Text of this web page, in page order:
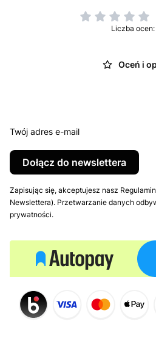
Liczba ocen:
Oceń i
Twój adres e-mail
Dołącz do newslettera
Zapisując się, akceptujesz nasz
Newslettera). Przetwarzanie danych
prywatności.